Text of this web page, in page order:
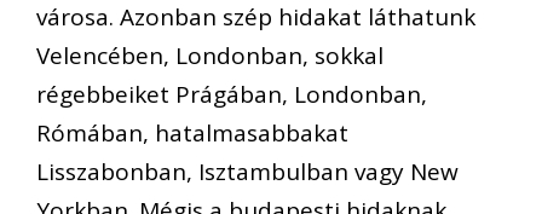
városa. Azonban szép hidakat láthatunk
Velencében, Londonban, sokkal
régebbeiket Prágában, Londonban,
Rómában, hatalmasabbakat
Lisszabonban, Isztambulban vagy New